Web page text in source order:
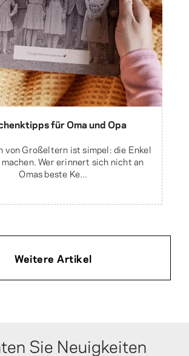
für Oma und Opa
von Großeltern ist simpel: die Enkel
Wer erinnert sich nicht an
Omas beste Ke...
Weitere Artikel
Sie Neuigkeiten